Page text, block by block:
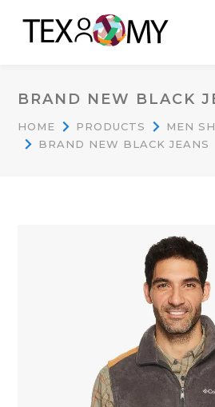
BRAND NEW BLACK
HOME PRODUCTS
MEN
BRAND NEW BLACK JEANS